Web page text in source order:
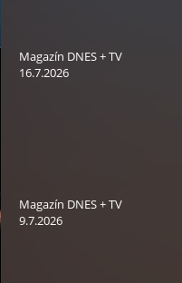
Magazín DNES + TV
16.7.2026
Magazín DNES + TV
9.7.2026